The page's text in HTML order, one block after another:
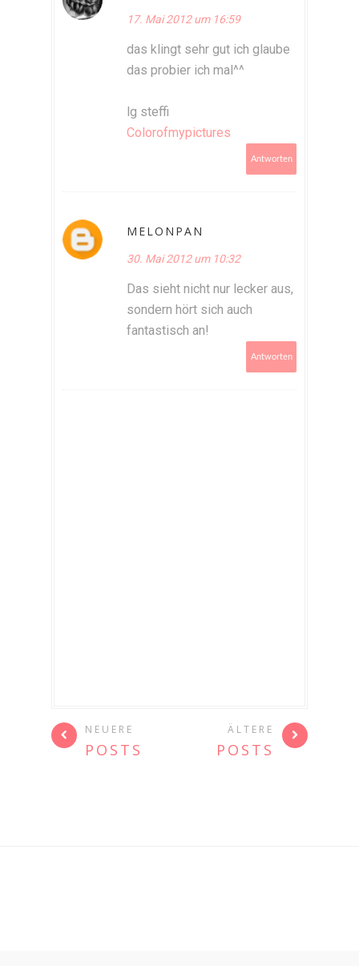
17. Mai 2012 um 16:59
das klingt sehr gut ich glaube
das probier ich mal^^
lg steffi
Colorofmypictures
Antworten
MELONPAN
30. Mai 2012 um 10:32
Das sieht nicht nur lecker aus,
sondern hört sich auch
fantastisch an!
Antworten
NEUERE
POSTS
ÄLTERE
POSTS